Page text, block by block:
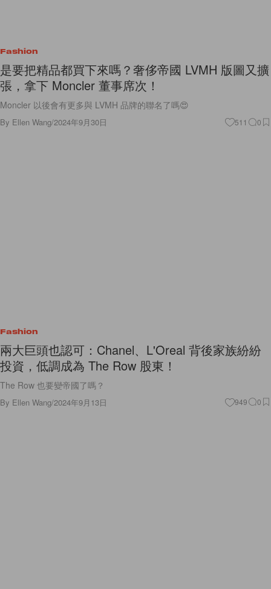
Fashion
是要把精品都買下來嗎？奢侈帝國 LVMH 版圖又擴
張，拿下 Moncler 董事席次！
Moncler 以後會有更多與 LVMH 品牌的聯名了嗎😍
By Ellen Wang/2024年9月30日 511 0
Fashion
兩大巨頭也認可：Chanel、L'Oreal 背後家族紛紛
投資，低調成為 The Row 股東！
The Row 也要變帝國了嗎？
By Ellen Wang/2024年9月13日 949 0